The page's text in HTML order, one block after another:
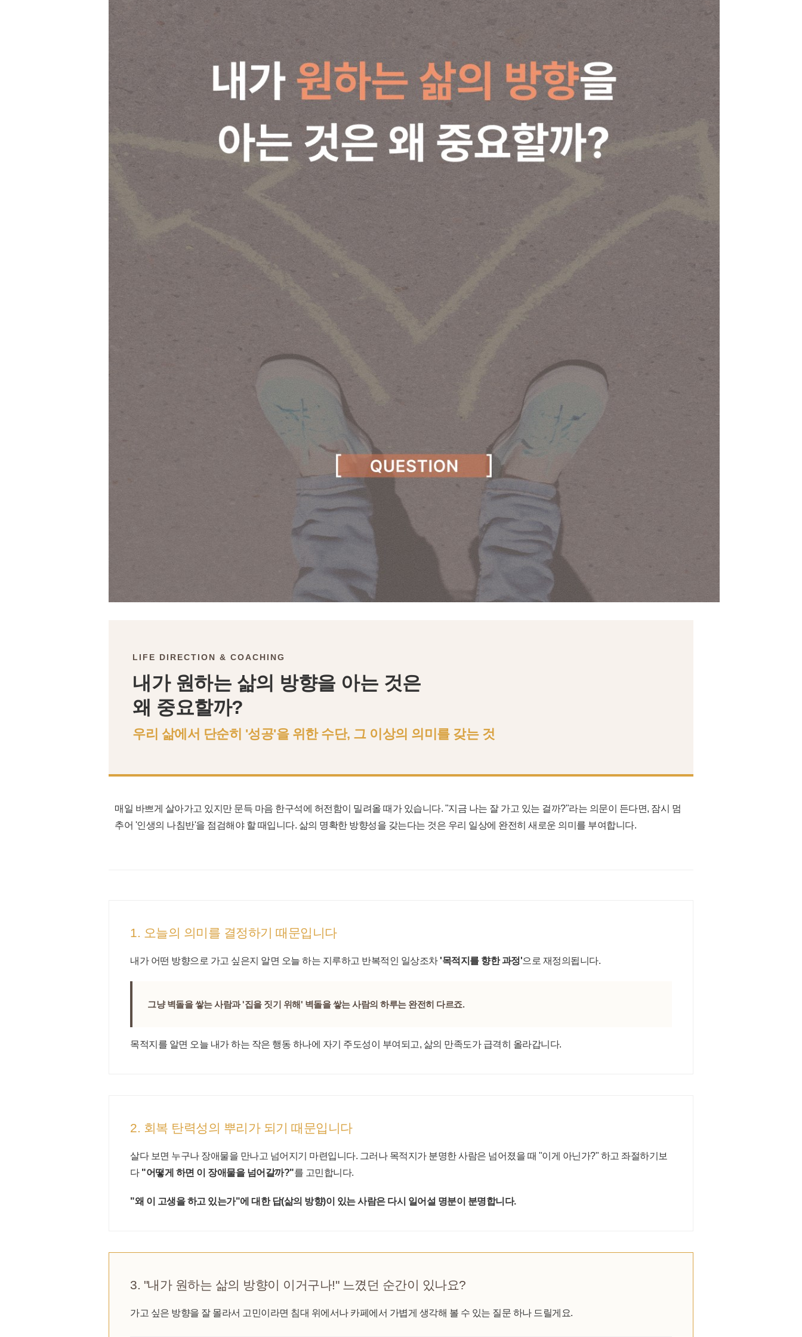
LIFE DIRECTION & COACHING
내가 원하는 삶의 방향을 아는 것은
왜 중요할까?
우리 삶에서 단순히 '성공'을 위한 수단, 그 이상의 의미를 갖는 것
매일 바쁘게 살아가고 있지만 문득 마음 한구석에 허전함이 밀려올 때가 있습니다. "지금 나는 잘 가고 있는 걸까?"라는 의문이 든다면, 잠시 멈
추어 '인생의 나침반'을 점검해야 할 때입니다. 삶의 명확한 방향성을 갖는다는 것은 우리 일상에 완전히 새로운 의미를 부여합니다.
1. 오늘의 의미를 결정하기 때문입니다
내가 어떤 방향으로 가고 싶은지 알면 오늘 하는 지루하고 반복적인 일상조차'목적지를 향한 과정'으로 재정의됩니다.
그냥 벽돌을 쌓는 사람과 '집을 짓기 위해' 벽돌을 쌓는 사람의 하루는 완전히 다르죠.
목적지를 알면 오늘 내가 하는 작은 행동 하나에 자기 주도성이 부여되고, 삶의 만족도가 급격히 올라갑니다.
2. 회복 탄력성의 뿌리가 되기 때문입니다
살다 보면 누구나 장애물을 만나고 넘어지기 마련입니다. 그러나 목적지가 분명한 사람은 넘어졌을 때 "이게 아닌가?" 하고 좌절하기보
다 "어떻게 하면 이 장애물을 넘어갈까?"를 고민합니다.
"왜 이 고생을 하고 있는가"에 대한 답(삶의 방향)이 있는 사람은 다시 일어설 명분이 분명합니다.
3. "내가 원하는 삶의 방향이 이거구나!" 느꼈던 순간이 있나요?
가고 싶은 방향을 잘 몰라서 고민이라면 침대 위에서나 카페에서 가볍게 생각해 볼 수 있는 질문 하나 드릴게요.